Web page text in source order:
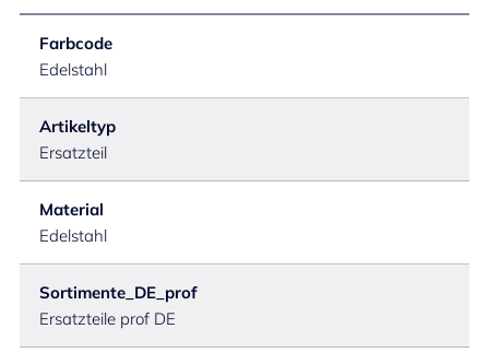
Farbcode
Edelstahl
Artikeltyp
Ersatzteil
Material
Edelstahl
Sortimente_DE_prof
Ersatzteile prof DE